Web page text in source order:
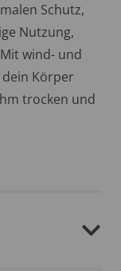
Schutz,
Nutzung,
wind- und
Körper
trocken und